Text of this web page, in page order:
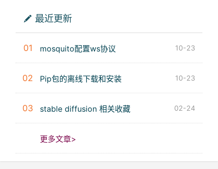
最近更新
01 mosquito配置ws协议 10-23
02 Pip包的离线下载和安装 10-23
03 stable diffusion 相关收藏 02-24
更多文章>